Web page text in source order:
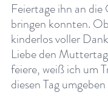
Feiertage ihn an
bringen konnten.
kinderlos voller
Liebe den
feiere, weiß ich um
diesen Tag